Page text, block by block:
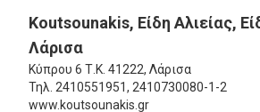
Koutsounakis, Είδη Αλιείας,
Λάρισα
Κύπρου 6 Τ.Κ. 41222, Λάρισα
Τηλ. 2410551951, 2410730080-1-2
www.koutsounakis.gr